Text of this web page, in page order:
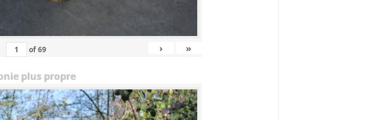
of69 › »
plus propre